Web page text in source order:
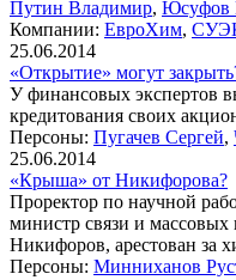
Путин Владимир, Юсуфов
Компании: ЕвроХим,
25.06.2014
«Открытие» могут
У финансовых экспертов
кредитования своих
Персоны: Пугачев Сергей,
25.06.2014
«Крыша» от Никифорова?
Проректор по научной
министр связи и
Никифоров, арестован за
Персоны: Минниханов